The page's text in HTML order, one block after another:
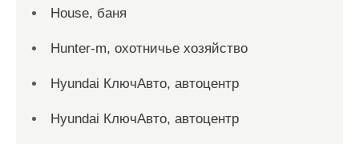
House, баня
Hunter-m, охотничье хозяйство
Hyundai КлючАвто, автоцентр
Hyundai КлючАвто, автоцентр